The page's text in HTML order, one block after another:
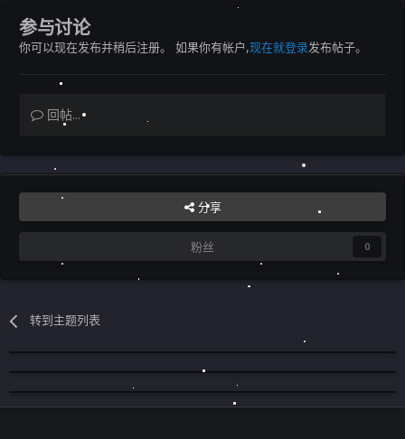
参与讨论
你可以现在发布并稍后注册。 如果你有帐户,现在就登录发布帖子。
回帖...
分享
粉丝 0
转到主题列表